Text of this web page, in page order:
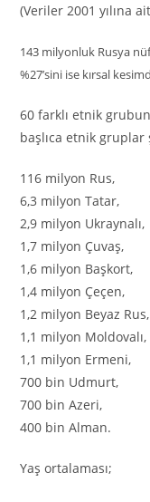
(Veriler 2001 yılına
143 milyonluk Rusya
%27’sini ise kırsal
60 farklı etnik grubun
başlıca etnik gruplar
116 milyon Rus,
6,3 milyon Tatar,
2,9 milyon Ukraynalı,
1,7 milyon Çuvaş,
1,6 milyon Başkort,
1,4 milyon Çeçen,
1,2 milyon Beyaz Rus,
1,1 milyon Moldovalı,
1,1 milyon Ermeni,
700 bin Udmurt,
700 bin Azeri,
400 bin Alman.
Yaş ortalaması;